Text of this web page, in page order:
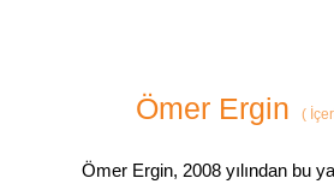
Ömer Ergin (
Ömer Ergin, 2008 yılından bu